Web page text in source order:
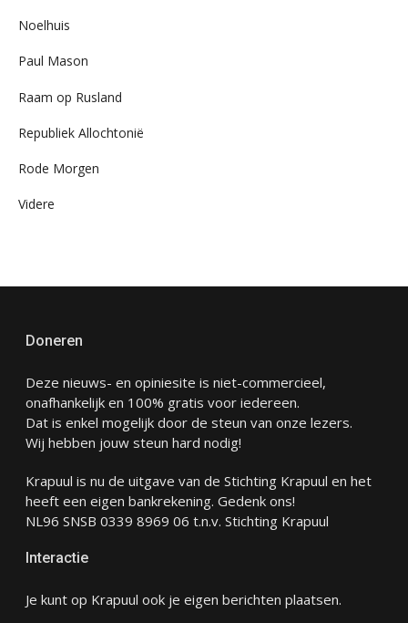
Noelhuis
Paul Mason
Raam op Rusland
Republiek Allochtonië
Rode Morgen
Videre
Doneren
Deze nieuws- en opiniesite is niet-commercieel,
onafhankelijk en 100% gratis voor iedereen.
Dat is enkel mogelijk door de steun van onze lezers.
Wij hebben jouw steun hard nodig!
Krapuul is nu de uitgave van de Stichting Krapuul en het
heeft een eigen bankrekening. Gedenk ons!
NL96 SNSB 0339 8969 06 t.n.v. Stichting Krapuul
Interactie
Je kunt op Krapuul ook je eigen berichten plaatsen.